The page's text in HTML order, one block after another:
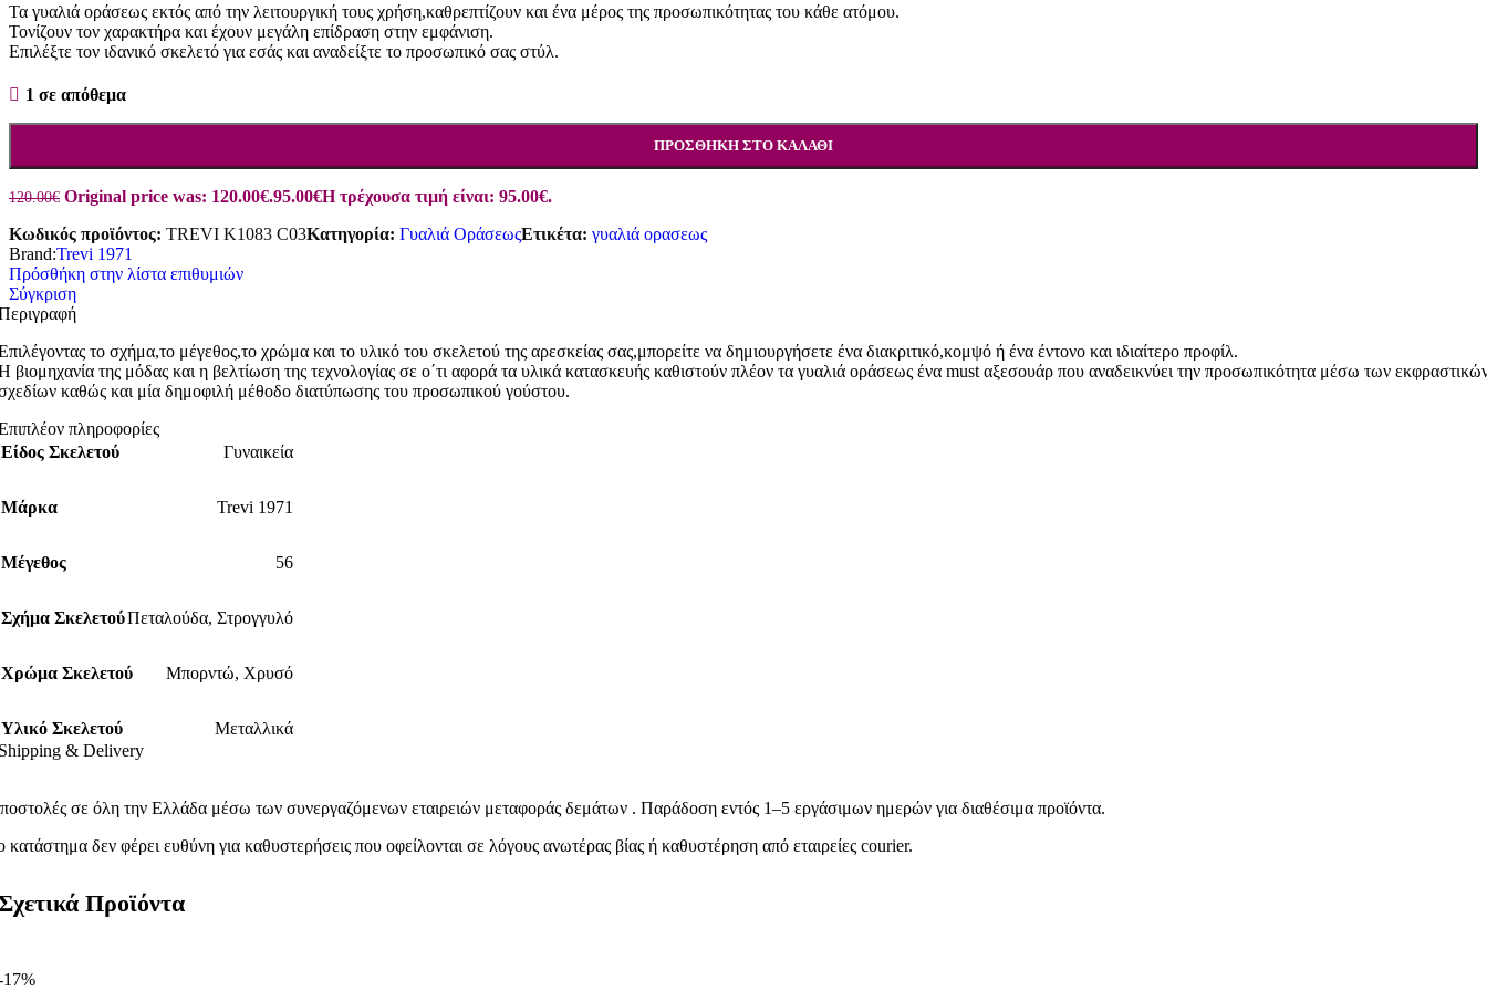
Τα γυαλιά οράσεως εκτός από την λειτουργική τους χρήση,καθρεπτίζουν και ένα μέρος της προσωπικότητας του κάθε ατόμου.
Τονίζουν τον χαρακτήρα και έχουν μεγάλη επίδραση στην εμφάνιση.
Επιλέξτε τον ιδανικό σκελετό για εσάς και αναδείξτε το προσωπικό σας στύλ.
1 σε απόθεμα
ΠΡΟΣΘΉΚΗ ΣΤΟ ΚΑΛΆΘΙ
120.00€ Original price was: 120.00€.95.00€Η τρέχουσα τιμή είναι: 95.00€.
Κωδικός προϊόντος: TREVI K1083 C03Κατηγορία: Γυαλιά ΟράσεωςΕτικέτα: γυαλιά ορασεως
Brand:Trevi 1971
Πρόσθήκη στην λίστα επιθυμιών
Σύγκριση
το σχήμα,το μέγεθος,το χρώμα και το υλικό του σκελετού της αρεσκείας σας,μπορείτε να δημιουργήσετε ένα διακριτικό,κομψό ή ένα έντονο και ιδιαίτερο προφίλ.
βιομηχανία της μόδας και η βελτίωση της τεχνολογίας σε ο΄τι αφορά τα υλικά κατασκευής καθιστούν πλέον τα γυαλιά οράσεως ένα must αξεσουάρ που αναδεικνύει την προσωπικότητα μέσω των
καθώς και μία δημοφιλή μέθοδο διατύπωσης του προσωπικού γούστου.
πληροφορίες
Είδος Σκελετού
Γυναικεία
Μάρκα Trevi 1971
Μέγεθος 56
Σχήμα ΣκελετούΠεταλούδα, Στρογγυλό
Χρώμα Σκελετού Μπορντώ, Χρυσό
Υλικό Σκελετού
Μεταλλικά
& Delivery
σε όλη την Ελλάδα μέσω των συνεργαζόμενων εταιρειών μεταφοράς δεμάτων . Παράδοση εντός 1–5 εργάσιμων ημερών για διαθέσιμα προϊόντα.
κατάστημα δεν φέρει ευθύνη για καθυστερήσεις που οφείλονται σε λόγους ανωτέρας βίας ή καθυστέρηση από εταιρείες courier.
Προϊόντα
17%